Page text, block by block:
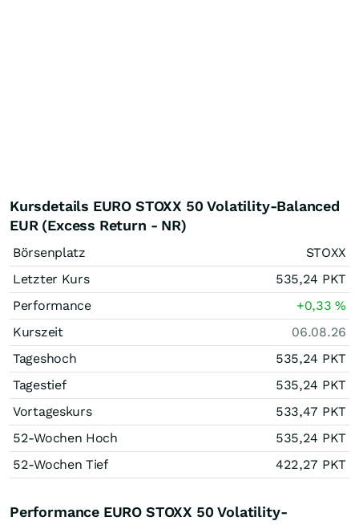
Kursdetails EURO STOXX 50 Volatility-Balanced
EUR (Excess Return - NR)
Börsenplatz
STOXX
Letzter Kurs
535,24 PKT
Performance
+0,33%
Kurszeit
06.08.26
Tageshoch
535,24 PKT
Tagestief
535,24 PKT
Vortageskurs
533,47 PKT
52-Wochen Hoch
535,24 PKT
52-Wochen Tief
422,27 PKT
Performance EURO STOXX 50 Volatility-